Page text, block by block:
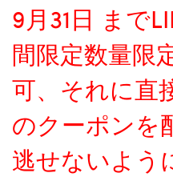
9月31日 まで
間限定数量限
可、それに直
のクーポンを
逃せないよう